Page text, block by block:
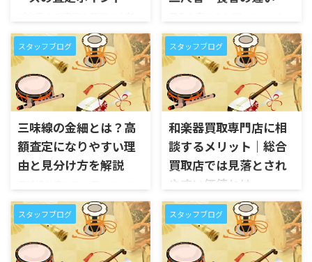
が見つかったとき、「古い小鼓
でも買取できるのか」「皮が
傷んでいるけれど売れるのか」
「調べ緒やケースが揃っていな
いと査定できないのか」と悩
まれる方は少なくありませ
で使われる和楽器のひとつで
す。胴に蒔絵が施されているも
のや、皮・調べ緒・ケースが揃
が残っているものは、査定時に
確認する価値があります。 一
方で、小鼓は見た目だけで価値
を判断しにくい楽器です。古く
見えるものでも、胴の作りや
「一尺八寸管」「二尺管」
「長管」といった長さの違い
を目にすることがあります。ご
自宅やご実家で見つかった尺
八について、「長い尺八の方が
高く売れるのか」「一尺八寸
るのか」と気になる方も多い
のではないでしょうか。 尺八
は、長さによって音の高さや使
われ方が変わる和楽器です。一
般的には一尺八寸管が標準的
な長さとして知られています
が、二尺管、二尺一寸管、二
尺三寸管などの長い尺八もあ
ります。こうした長さの違い
スタッフブログ
三味線の金細とは？高
額査定になりやすい理
由と見分け方を解説
と、「金細の三味線は高く売れ
やすい」「紅木・金細・綾杉
胴なら査定で評価されやす
い」といった言葉を見かける
ことがあります。 しかし、三
スタッフブログ
和楽器買取専門店に相
談するメリット｜総合
買取店では見落とされ
やすい価値とは
ご自宅やご実家の整理で、尺
八・三味線・琴・和太鼓・篠
笛・笙などの和楽器が見つか
ったとき、「近くの総合買取店
スタッフブログ スタッフブログ